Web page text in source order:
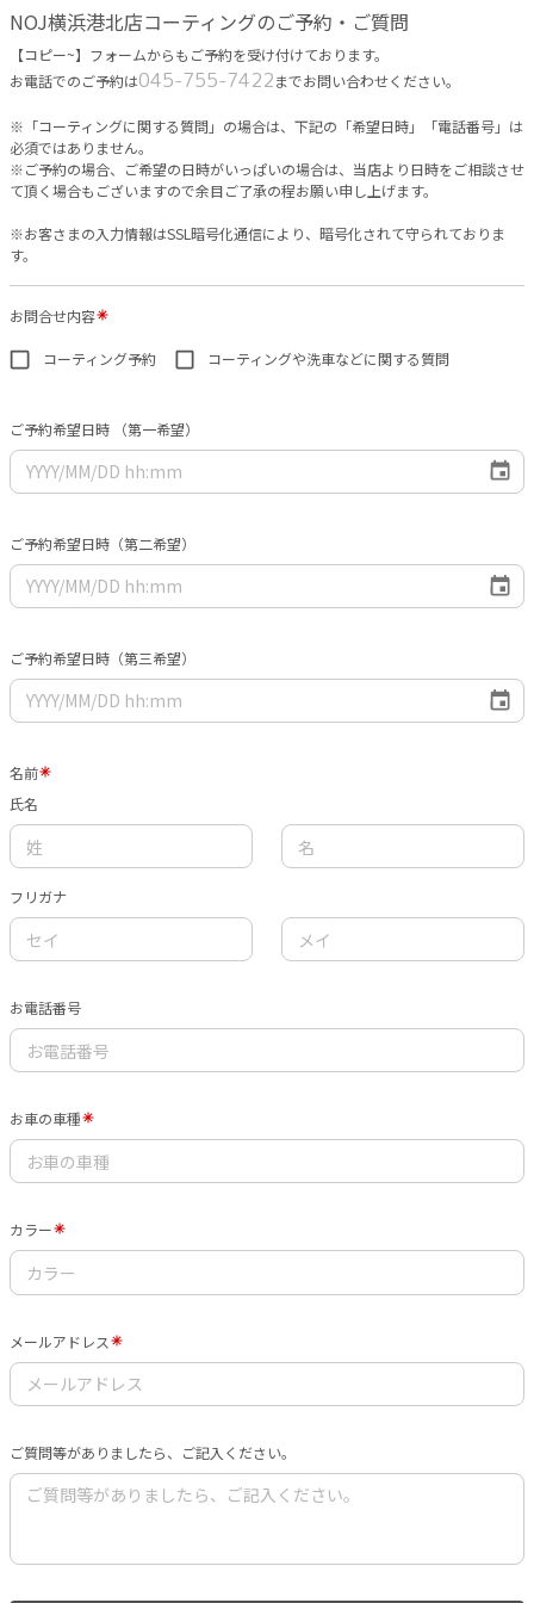
NOJ横浜港北店コーティングのご予約・ご質問
【コピー~】フォームからもご予約を受け付けております。
お電話でのご予約は045-755-7422までお問い合わせください。
※「コーティングに関する質問」の場合は、下記の「希望日時」「電話番号」は
必須ではありません。
※ご予約の場合、ご希望の日時がいっぱいの場合は、当店より日時をご相談させ
て頂く場合もございますので余目ご了承の程お願い申し上げます。
※お客さまの入力情報はSSL暗号化通信により、暗号化されて守られておりま
す。
お問合せ内容
コーティング予約 コーティングや洗車などに関する質問
ご予約希望日時 （第一希望）
ご予約希望日時（第二希望）
ご予約希望日時（第三希望）
名前
氏名
フリガナ
お電話番号
お車の車種
カラー
メールアドレス
ご質問等がありましたら、ご記入ください。